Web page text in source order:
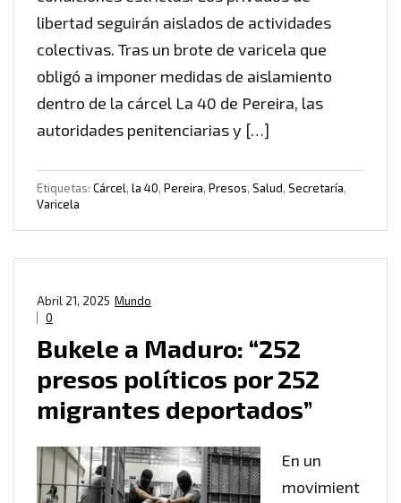
libertad seguirán aislados de actividades
colectivas. Tras un brote de varicela que
obligó a imponer medidas de aislamiento
dentro de la cárcel La 40 de Pereira, las
autoridades penitenciarias y […]
Etiquetas: Cárcel, la 40, Pereira, Presos, Salud, Secretaría,
Varicela
Mundo
Abril 21, 2025
0
Bukele a Maduro: “252
presos políticos por 252
migrantes deportados”
En un
movimient